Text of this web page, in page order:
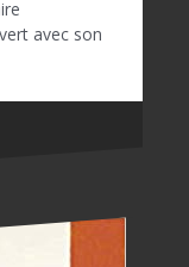
avec son